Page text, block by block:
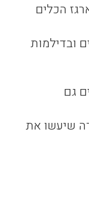
הכלים
ובדילמות
גם
שיעשו את